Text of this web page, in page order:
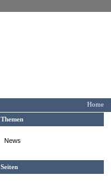
Home
Themen
News
Seiten